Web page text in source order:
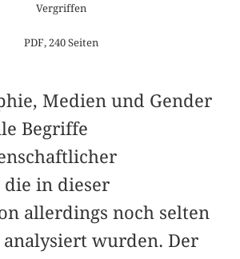
Vergriffen
PDF, 240 Seiten
Medien und Gender
Begriffe
die in dieser
allerdings noch selten
analysiert wurden. Der